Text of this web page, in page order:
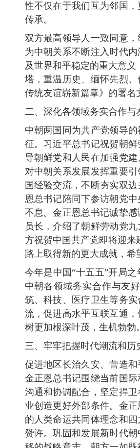
性不仅在于我们互为邻国
传承。
双方最高领导人一致同意
为中朝关系不断注入时代
及世界和平稳定的重大意
塔，重温历史、缅怀先烈
传统友谊崭新篇章》的署名
二、深化各领域务实合作
中朝两国同为共产党领导
征。习近平总书记祝贺朝
导朝鲜党和人民在加强党
对中朝关系发展发挥重要
国经验交流，不断夯实双
恩总书记陪同下参访朝党
不息。金正恩总书记诚挚
员长，介绍了朝鲜劳动党
方祝贺中国共产党即将迎
路上取得新的更大成就，希
今年是中国“十五五”开局
中朝各领域务实合作与友
筑、科技、医疗卫生等务
流，促进高水平互联互通
树更加根深叶茂，生机勃勃。
三、牢牢把握时代潮流和
促进地区长治久安、营造
金正恩总书记围绕当前国
沟通和协调配合，坚定捍
业创造更好外部条件。金
的人类命运共同体理念和
赞许。巩固和发展新时代